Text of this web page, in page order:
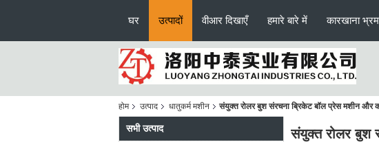
घर उत्पादों वीआर दिखाएँ हमारे बारे में कारखाना
होम उत्पाद धातुकर्म मशीन संयुक्त रोलर बुश संरचना ब्रिकेट बॉल प्रेस मशीन और
सभी उत्पाद संयुक्त रोलर बुश